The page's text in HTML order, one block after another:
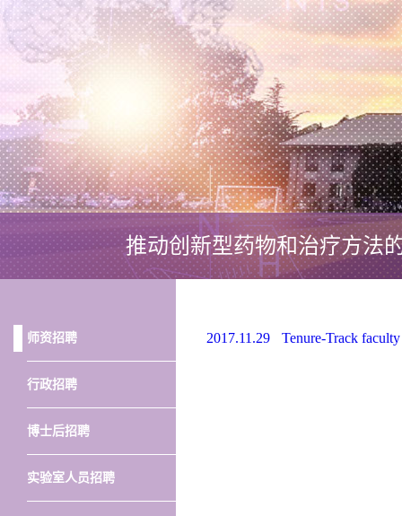
推动创新型药物和治疗方法
师资招聘
行政招聘
博士后招聘
实验室人员招聘
2017.11.29 Tenure-Track